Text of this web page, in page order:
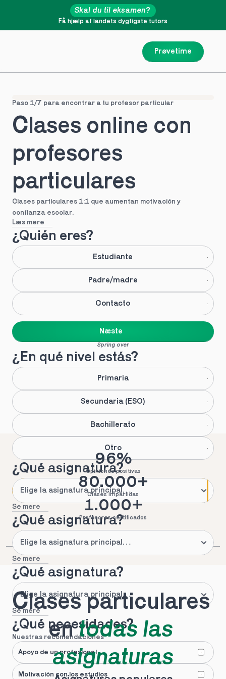
Prøvetime
Få hjælp af landets dygtigste tutors
Skal du til eksamen?
Paso 1/7 para encontrar a tu profesor particular
Clases online con
profesores
particulares
Clases particulares 1:1 que aumentan motivación y
confianza escolar.
Læs mere
¿Quién eres?
Estudiante
Padre/madre
Contacto
Næste
Spring over
¿En qué nivel estás?
Primaria
Secundaria (ESO)
Bachillerato
Otro
¿Qué asignatura?
Se mere
¿Qué asignatura?
Se mere
¿Qué asignatura?
Se mere
¿Qué necesidades?
Nuestras recomendaciones
Apoyo de un profesional
Motivación con los estudios
96%
Opiniones positivas
80.000+
Clases impartidas
1.000+
Profesores certificados
Clases particulares
en todas las
asignaturas